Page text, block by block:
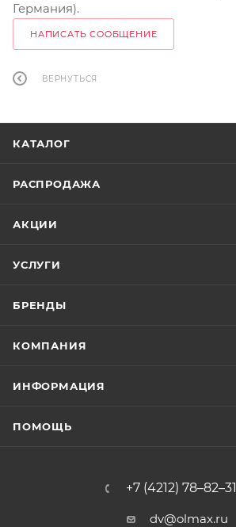
Германия).
НАПИСАТЬ СООБЩЕНИЕ
ВЕРНУТЬСЯ
КАТАЛОГ
РАСПРОДАЖА
АКЦИИ
УСЛУГИ
БРЕНДЫ
КОМПАНИЯ
ИНФОРМАЦИЯ
ПОМОЩЬ
+7 (4212) 78–82–31
dv@olmax.ru